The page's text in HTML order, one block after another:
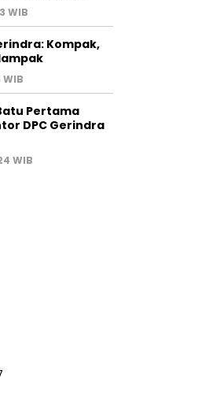
WIB
Kompak,
Pertama
DPC Gerindra
WIB